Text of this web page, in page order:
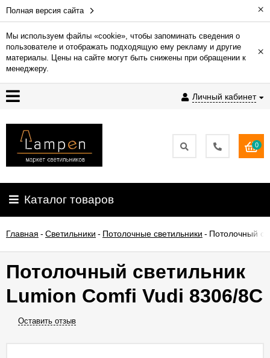
Полная версия сайта ×
Мы используем файлы «cookie», чтобы запоминать сведения о
пользователе и отображать подходящую ему рекламу и другие
материалы. Цены на сайте могут быть снижены при обращении к
менеджеру.
×
Личный кабинет
Гарантия
Доставка
и
Контакты
освещения
О
0
Каталог товаров
Главная - Светильники - Потолочные светильники - Потолочный
Потолочный светильник
Lumion Comfi Vudi 8306/8C
Оставить отзыв